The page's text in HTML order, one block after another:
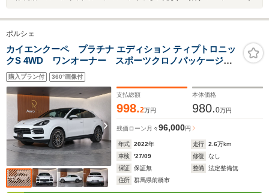
ポルシェ
カイエンクーペ プラチナ エディション ティプトロニッ
クS 4WD ワンオーナー スポーツクロノパッケージ
21インチ RSスパイダーデザインホイール 固定式パノラ
マルーフ BOSEサウンドシステム 前後シートヒータ
ー スマートキー 純正ナビ ETC 360°ビューカメラ
購入プラン付 360°画像付
支払総額
998.2万円
本体価格
980.0万円
残価ローン 月々96,000円
年式 2022年 走行 2.6万km
車検
'27/09 修復
なし
保証
保証無 整備
法定整備無
住所
群馬県前橋市